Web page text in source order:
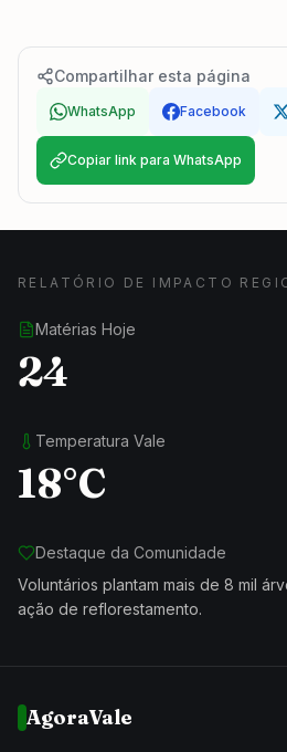
Compartilhar esta página
WhatsApp Facebook
Copiar link para WhatsApp
RELATÓRIO DE IMPACTO
Matérias Hoje
24
Temperatura Vale
18°C
Destaque da Comunidade
Voluntários plantam mais de 8 mil
ação de reflorestamento.
AgoraVale